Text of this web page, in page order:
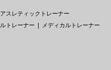
アスレティックトレーナー
トレーナー
メディカルトレーナー